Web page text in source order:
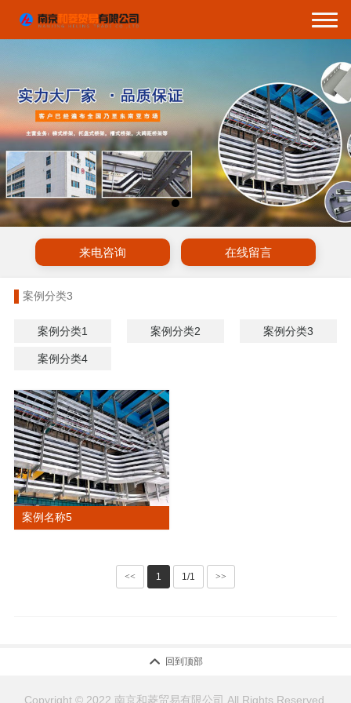
来电咨询 在线留言
案例分类3
案例分类1 案例分类2 案例分类3
案例分类4
案例名称5
<< 1 1/1 >>
 回到顶部
Copyright © 2022 南京和菱贸易有限公司 All Rights Reserved.